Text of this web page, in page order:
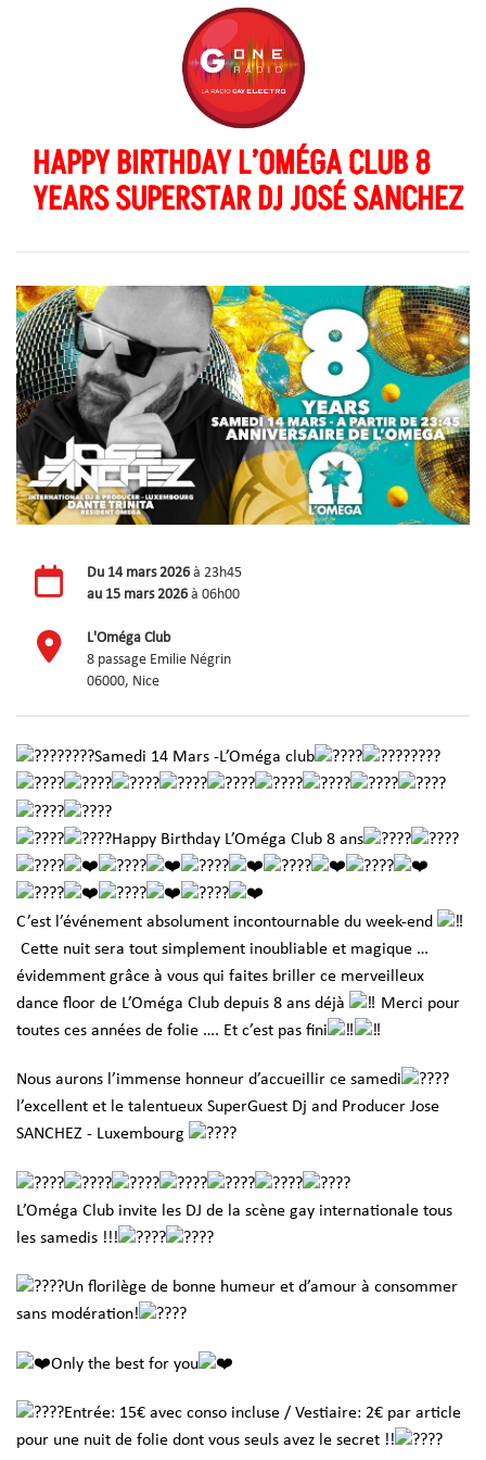
HAPPY BIRTHDAY L’OMÉGA CLUB 8
YEARS SUPERSTAR DJ JOSÉ SANCHEZ
Du 14 mars 2026 à 23h45
au 15 mars 2026 à 06h00
L'Oméga Club
8 passage Emilie Négrin
06000, Nice
Samedi 14 Mars -L’Oméga club
Happy Birthday L’Oméga Club 8 ans
C’est l’événement absolument incontournable du week-end
Cette nuit sera tout simplement inoubliable et magique …
évidemment grâce à vous qui faites briller ce merveilleux
dance floor de L’Oméga Club depuis 8 ans déjà
Merci pour
toutes ces années de folie …. Et c’est pas fini
Nous aurons l’immense honneur d’accueillir ce samedi
l’excellent et le talentueux SuperGuest Dj and Producer Jose
SANCHEZ - Luxembourg
L’Oméga Club invite les DJ de la scène gay internationale tous
les samedis !!!
Un florilège de bonne humeur et d’amour à consommer
sans modération!
Only the best for you
Entrée: 15€ avec conso incluse / Vestiaire: 2€ par article
pour une nuit de folie dont vous seuls avez le secret !!